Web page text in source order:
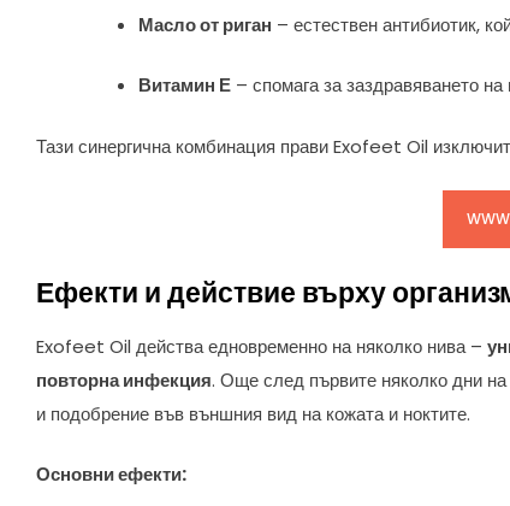
Масло от риган – естествен антибиотик,
Витамин Е – спомага за заздравяването
Тази синергична комбинация прави Exofeet Oil
Ефекти и действие върху
Exofeet Oil действа едновременно на няколко нива –
повторна инфекция. Още след първите няколко дни на
и подобрение във външния вид на кожата и ноктите.
Основни ефекти: